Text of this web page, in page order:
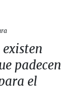
padecen
el